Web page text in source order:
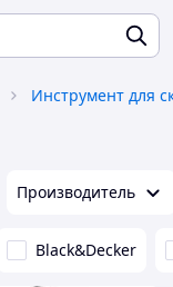
Инструмент для
Производитель
Black&Decker